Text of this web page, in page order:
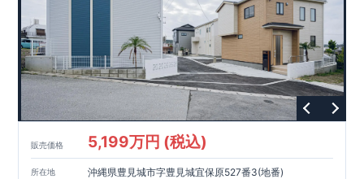
販売価格 5,199万円 (税込)
所在地 沖縄県豊見城市字豊見城宜保原527番3(地番)